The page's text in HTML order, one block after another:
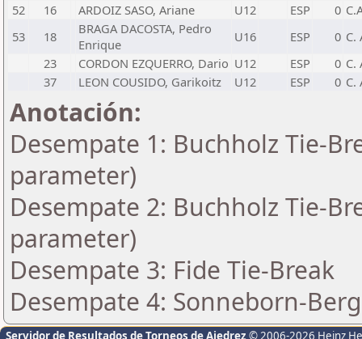
52
16 ARDOIZ SASO, Ariane U12 ESP 0
53
18
BRAGA DACOSTA, Pedro
Enrique
U16 ESP 0 C.
23
CORDON EZQUERRO, Dario U12 ESP 0 C.
37
LEON COUSIDO, Garikoitz U12 ESP 0 C.
Anotación:
Desempate 1: Buchholz Tie-
parameter)
Desempate 2: Buchholz Tie-
parameter)
Desempate 3: Fide Tie-Break
Desempate 4: Sonneborn-
Servidor de Resultados de Torneos de Ajedrez © 2006-2026 Heinz